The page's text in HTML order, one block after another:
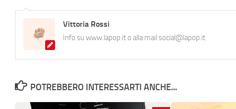
Vittoria Rossi
Info su www.lapop.it o alla mail social@lapop.it
POTREBBERO INTERESSARTI ANCHE...